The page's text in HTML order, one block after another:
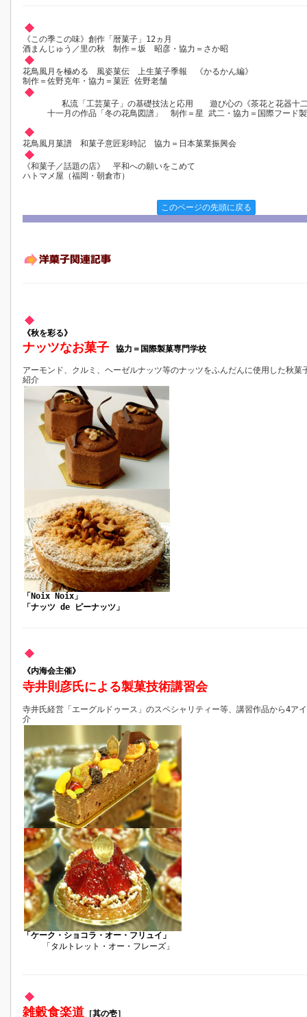
《この季この味》創作「暦菓子」12ヵ月
酒まんじゅう／里の秋 制作＝坂 昭彦・協力＝さか昭
花鳥風月を極める 風姿菓伝 上生菓子季報 《かるかん編》
制作＝佐野克年・協力＝菓匠 佐野老舗
私流「工芸菓子」の基礎技法と応用 遊び心の《茶花と花器十
十一月の作品「冬の花鳥図譜」 制作＝星 武二・協力＝国際フード
花鳥風月菓譜 和菓子意匠彩時記 協力＝日本菓業振興会
《和菓子／話題の店》 平和への願いをこめて
ハトマメ屋（福岡・朝倉市）
このページの先頭に戻る
《秋を彩る》
ナッツなお菓子 協力＝国際製菓専門学校
アーモンド、クルミ、ヘーゼルナッツ等のナッツをふんだんに使用した秋菓
紹介
「Noix Noix」
「ナッツ de ピーナッツ」
《内海会主催》
寺井則彦氏による製菓技術講習会
寺井氏経営「エーグルドゥース」のスペシャリティー等、講習作品から4ア
介
「ケーク・ショコラ・オー・フリュイ」
「タルトレット・オー・フレーズ」
雑穀食楽道 ［其の壱］